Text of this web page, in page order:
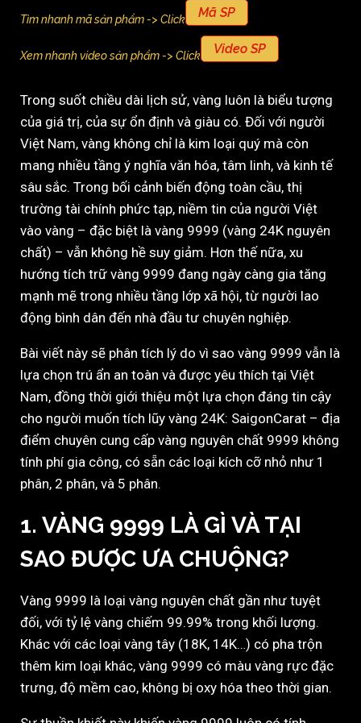
Tìm nhanh mã sản phẩm -> Click Mã SP
Xem nhanh video sản phẩm -> Click Video SP
Trong suốt chiều dài lịch sử, vàng luôn là biểu tượng
của giá trị, của sự ổn định và giàu có. Đối với người
Việt Nam, vàng không chỉ là kim loại quý mà còn
mang nhiều tầng ý nghĩa văn hóa, tâm linh, và kinh tế
sâu sắc. Trong bối cảnh biến động toàn cầu, thị
trường tài chính phức tạp, niềm tin của người Việt
vào vàng – đặc biệt là vàng 9999 (vàng 24K nguyên
chất) – vẫn không hề suy giảm. Hơn thế nữa, xu
hướng tích trữ vàng 9999 đang ngày càng gia tăng
mạnh mẽ trong nhiều tầng lớp xã hội, từ người lao
động bình dân đến nhà đầu tư chuyên nghiệp.
Bài viết này sẽ phân tích lý do vì sao vàng 9999 vẫn là
lựa chọn trú ẩn an toàn và được yêu thích tại Việt
Nam, đồng thời giới thiệu một lựa chọn đáng tin cậy
cho người muốn tích lũy vàng 24K: SaigonCarat – địa
điểm chuyên cung cấp vàng nguyên chất 9999 không
tính phí gia công, có sẵn các loại kích cỡ nhỏ như 1
phân, 2 phân, và 5 phân.
1. VÀNG 9999 LÀ GÌ VÀ TẠI
SAO ĐƯỢC ƯA CHUỘNG?
Vàng 9999 là loại vàng nguyên chất gần như tuyệt
đối, với tỷ lệ vàng chiếm 99.99% trong khối lượng.
Khác với các loại vàng tây (18K, 14K…) có pha trộn
thêm kim loại khác, vàng 9999 có màu vàng rực đặc
trưng, độ mềm cao, không bị oxy hóa theo thời gian.